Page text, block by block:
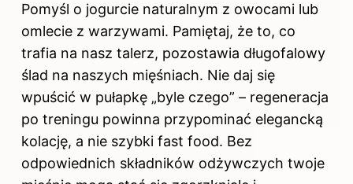
Pomyśl o jogurcie naturalnym z owocami lub
omlecie z warzywami. Pamiętaj, że to, co
trafia na nasz talerz, pozostawia długofalowy
ślad na naszych mięśniach. Nie daj się
wpuścić w pułapkę „byle czego” – regeneracja
po treningu powinna przypominać elegancką
kolację, a nie szybki fast food. Bez
odpowiednich składników odżywczych twoje